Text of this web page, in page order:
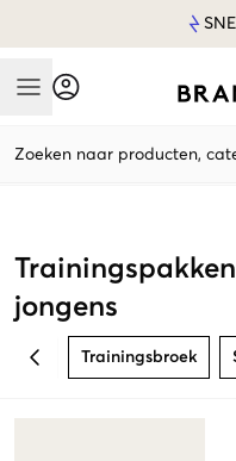
Mobile Menu
Zoeken naar producten,
jongens
BACK Trainingsbroek